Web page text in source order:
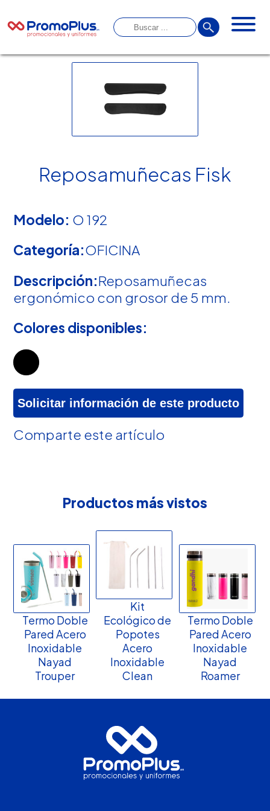
Reposamuñecas Fisk
Modelo: O 192
Categoría:OFICINA
Descripción:Reposamuñecas
ergonómico con grosor de 5 mm.
Colores disponibles:
Solicitar información de este producto
Comparte este artículo
Productos más vistos
Termo Doble
Pared Acero
Inoxidable
Nayad
Trouper
Kit
Ecológico de
Popotes
Acero
Inoxidable
Clean
Termo Doble
Pared Acero
Inoxidable
Nayad
Roamer